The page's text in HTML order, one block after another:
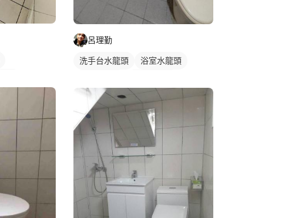
呂理勤
洗手台水龍頭
浴室水龍頭